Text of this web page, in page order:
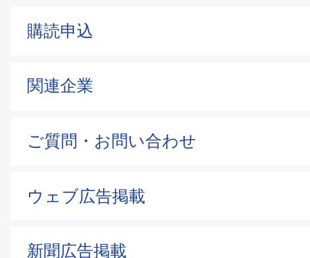
購読申込
関連企業
ご質問・お問い合わせ
ウェブ広告掲載
新聞広告掲載